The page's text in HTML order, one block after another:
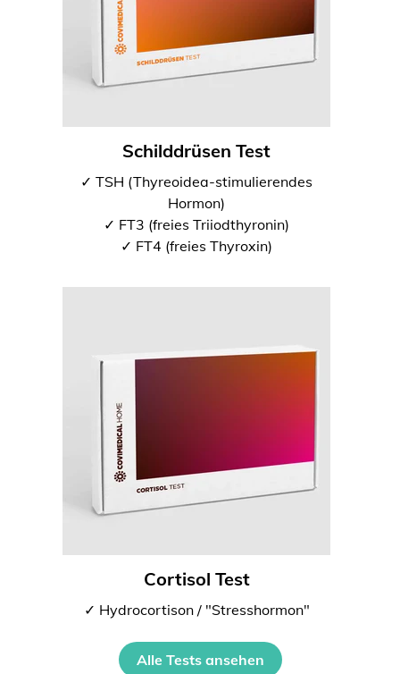
Schilddrüsen Test
✓ TSH (Thyreoidea-stimulierendes
Hormon)
✓ FT3 (freies Triiodthyronin)
✓ FT4 (freies Thyroxin)
Cortisol Test
✓ Hydrocortison / "Stresshormon"
Alle Tests ansehen